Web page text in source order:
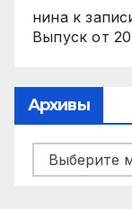
нинак
Выпуск от
Архивы
Архивы